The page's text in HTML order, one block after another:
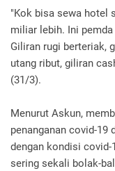
"Kok bisa sewa hotel
miliar lebih. Ini
Giliran rugi berteriak,
utang ribut, giliran
(31/3).
Menurut Askun,
penanganan covid-19
dengan kondisi covid-
sering sekali bolak-